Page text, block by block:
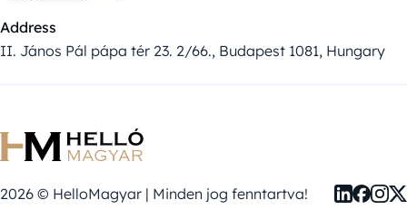
Address
II. János Pál pápa tér 23. 2/66., Budapest 1081, Hungary
2026 © HelloMagyar | Minden jog fenntartva!